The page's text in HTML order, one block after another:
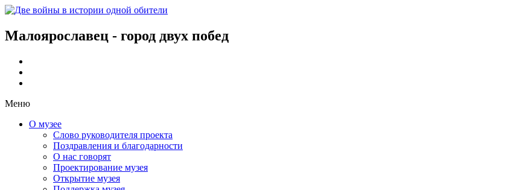
Малоярославец - город двух побед
Меню
О музее
Слово руководителя проекта
Поздравления и благодарности
О нас говорят
Проектирование музея
Открытие музея